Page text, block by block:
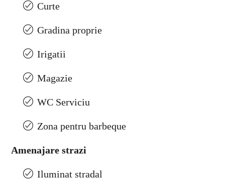
Curte
Gradina proprie
Irigatii
Magazie
WC Serviciu
Zona pentru barbeque
Amenajare strazi
Iluminat stradal